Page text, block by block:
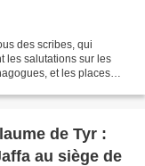
des scribes, qui
les salutations sur les
et les places
de Tyr :
au siège de